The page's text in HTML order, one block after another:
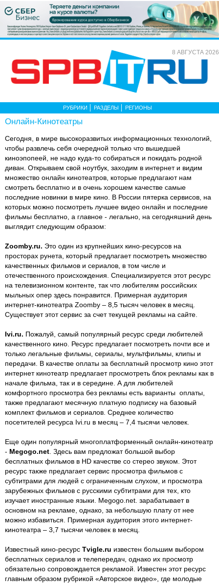
8 АВГУСТА 2026
РУБРИКИ РАЗДЕЛЫ РЕГИОНЫ
Онлайн-Кинотеатры
Сегодня, в мире высокоразвитых информационных технологий,
чтобы развлечь себя очередной только что вышедшей
киноэпопеей, не надо куда-то собираться и покидать родной
диван. Открываем свой ноутбук, заходим в интернет и видим
множество онлайн кинотеатров, которые предлагают нам
смотреть бесплатно и в очень хорошем качестве самые
последние новинки в мире кино. В России пятерка сервисов, на
которых можно посмотреть лучшее видео онлайн и последние
фильмы бесплатно, а главное - легально, на сегодняшний день
выглядит следующим образом:
Zoomby.ru. Это один из крупнейших кино-ресурсов на
просторах рунета, который предлагает посмотреть множество
качественных фильмов и сериалов, в том числе и
отечественного происхождения. Специализируется этот ресурс
на телевизионном контенте, так что любителям российских
мыльных опер здесь понравится. Примерная аудитория
интернет-кинотеатра Zoomby – 8,5 тысяч человек в месяц.
Существует этот сервис за счет текущей рекламы на сайте.
Ivi.ru. Пожалуй, самый популярный ресурс среди любителей
качественного кино. Ресурс предлагает посмотреть почти все и
только легальные фильмы, сериалы, мультфильмы, клипы и
передачи. В качестве оплаты за бесплатный просмотр кино этот
интернет кинотеатр предлагает просмотреть блок рекламы как в
начале фильма, так и в середине. А для любителей
комфортного просмотра без рекламы есть варианты оплаты,
также предлагают месячную платную подписку на базовый
комплект фильмов и сериалов. Среднее количество
посетителей ресурса Ivi.ru в месяц – 7,4 тысячи человек.
Еще один популярный многоплатформенный онлайн-кинотеатр
- Megogo.net . Здесь вам предложат большой выбор
бесплатных фильмов в HD качестве со стерео звуком. Этот
ресурс также предлагает сервис просмотра фильмов с
субтитрами для людей с ограниченным слухом, и просмотра
зарубежных фильмов с русскими субтитрами для тех, кто
изучает иностранные языки. Megogo.net. зарабатывает в
основном на рекламе, однако, за небольшую плату от нее
можно избавиться. Примерная аудитория этого интернет-
кинотеатра – 3,7 тысячи человек в месяц.
Известный кино-ресурс Tvigle.ru известен большим выбором
бесплатных сериалов и телепередач, однако их просмотр
обязательно сопровождается рекламой. Известен этот ресурс
главным образом рубрикой «Авторское видео», где молодые